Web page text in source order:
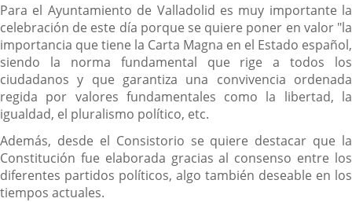
Para el Ayuntamiento de Valladolid es muy importante la
celebración de este día porque se quiere poner en valor "la
importancia que tiene la Carta Magna en el Estado español,
siendo la norma fundamental que rige a todos los
ciudadanos y que garantiza una convivencia ordenada
regida por valores fundamentales como la libertad, la
igualdad, el pluralismo político, etc.
Además, desde el Consistorio se quiere destacar que la
Constitución fue elaborada gracias al consenso entre los
diferentes partidos políticos, algo también deseable en los
tiempos actuales.